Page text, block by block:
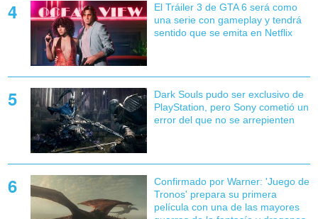
El Tráiler 3 de GTA 6 será como
una serie con gameplay y tendrá
sentido que se emita en Netflix
Dark Souls pudo ser exclusivo de
PlayStation, pero Sony cometió un
error del que no se arrepienten
Confirmado por Warner: 'Juego de
Tronos' prepara su primera
película con una de las mayores